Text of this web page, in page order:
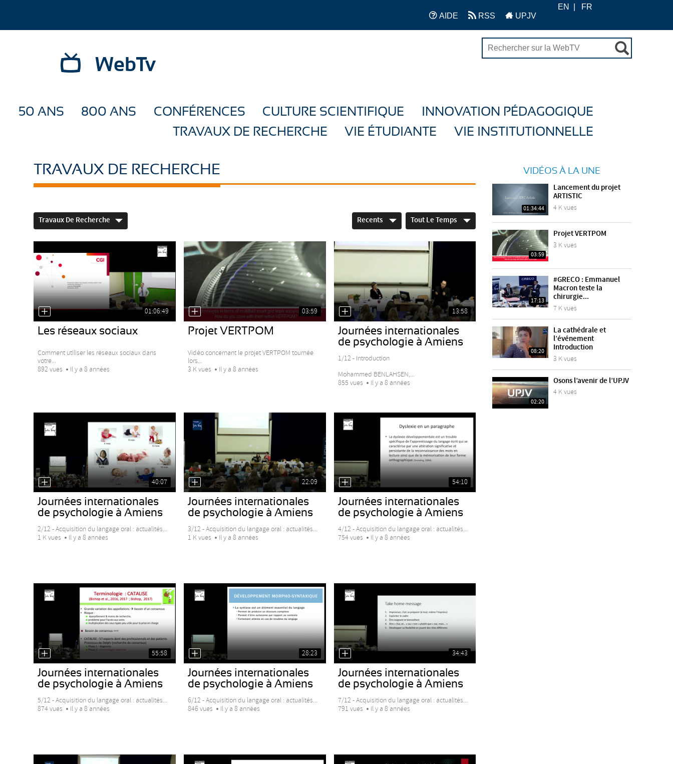
AIDE RSS UPJV
EN FR
WebTv
50 ANS 800 ANS CONFÉRENCES CULTURE SCIENTIFIQUE
INNOVATION PÉDAGOGIQUE
TRAVAUX DE RECHERCHE
VIE ÉTUDIANTE VIE INSTITUTIONNELLE
TRAVAUX DE RECHERCHE
Travaux De Recherche Recents Tout Le Temps
01:06:49
Les réseaux sociaux
Comment utiliser les réseaux sociaux dans
votre...
892 vues
Il y a 8 années
03:59
Projet VERTPOM
Vidéo concernant le projet VERTPOM tournée
lors...
3 K vues
Il y a 8 années
13:58
Journées internationales
de psychologie à Amiens
1/12 - Introduction
Mohammed BENLAHSEN,...
855 vues
Il y a 8 années
40:07
Journées internationales
de psychologie à Amiens
2/12 - Acquisition du langage oral : actualités...
1 K vues
Il y a 8 années
22:09
Journées internationales
de psychologie à Amiens
3/12 - Acquisition du langage oral : actualités...
1 K vues
Il y a 8 années
54:10
Journées internationales
de psychologie à Amiens
4/12 - Acquisition du langage oral : actualités...
754 vues
Il y a 8 années
55:58
Journées internationales
de psychologie à Amiens
5/12 - Acquisition du langage oral : actualités...
874 vues
Il y a 8 années
28:23
Journées internationales
de psychologie à Amiens
6/12 - Acquisition du langage oral : actualités...
846 vues
Il y a 8 années
34:43
Journées internationales
de psychologie à Amiens
7/12 - Acquisition du langage oral : actualités...
791 vues
Il y a 8 années
VIDÉOS À LA UNE
01:34:44
Lancement du projet
ARTISTIC
4 K vues
03:59
Projet VERTPOM
3 K vues
17:13
#GRECO : Emmanuel
Macron teste la
chirurgie...
7 K vues
08:20
La cathédrale et
l’événement
Introduction
3 K vues
02:20
Osons l’avenir de l’UPJV
4 K vues